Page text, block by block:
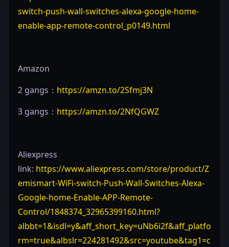
switch-push-wall-switches-alexa-google-home-
enable-app-remote-control_p0149.html
Amazon
2 gangs： https://amzn.to/2Sfmj3N
3 gangs： https://amzn.to/2NfQGWZ
Aliexpress
link: https://www.aliexpress.com/store/product/Z
emismart-WiFi-switch-Push-Wall-Switches-Alexa-
Google-home-Enable-APP-Remote-
Control/1848374_32965399160.html?
albbt=1&isdl=y&aff_short_key=uNb6i2f&aff_platfo
rm=true&albslr=224281492&src=youtube&tag1=c